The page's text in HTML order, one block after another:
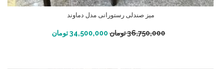
میز صندلی رستورانی مدل دماوند
36,750,000تومان 34,500,000تومان افزودن به سبد خرید